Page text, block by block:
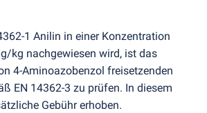
1 Anilin in einer Konzentration
kg nachgewiesen wird, ist das
4-Aminoazobenzol freisetzenden
EN 14362-3 zu prüfen. In diesem
Gebühr erhoben.